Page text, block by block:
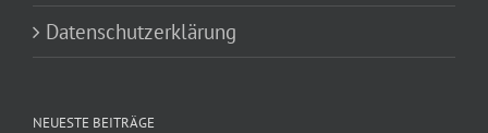
Datenschutzerklärung
NEUESTE BEITRÄGE